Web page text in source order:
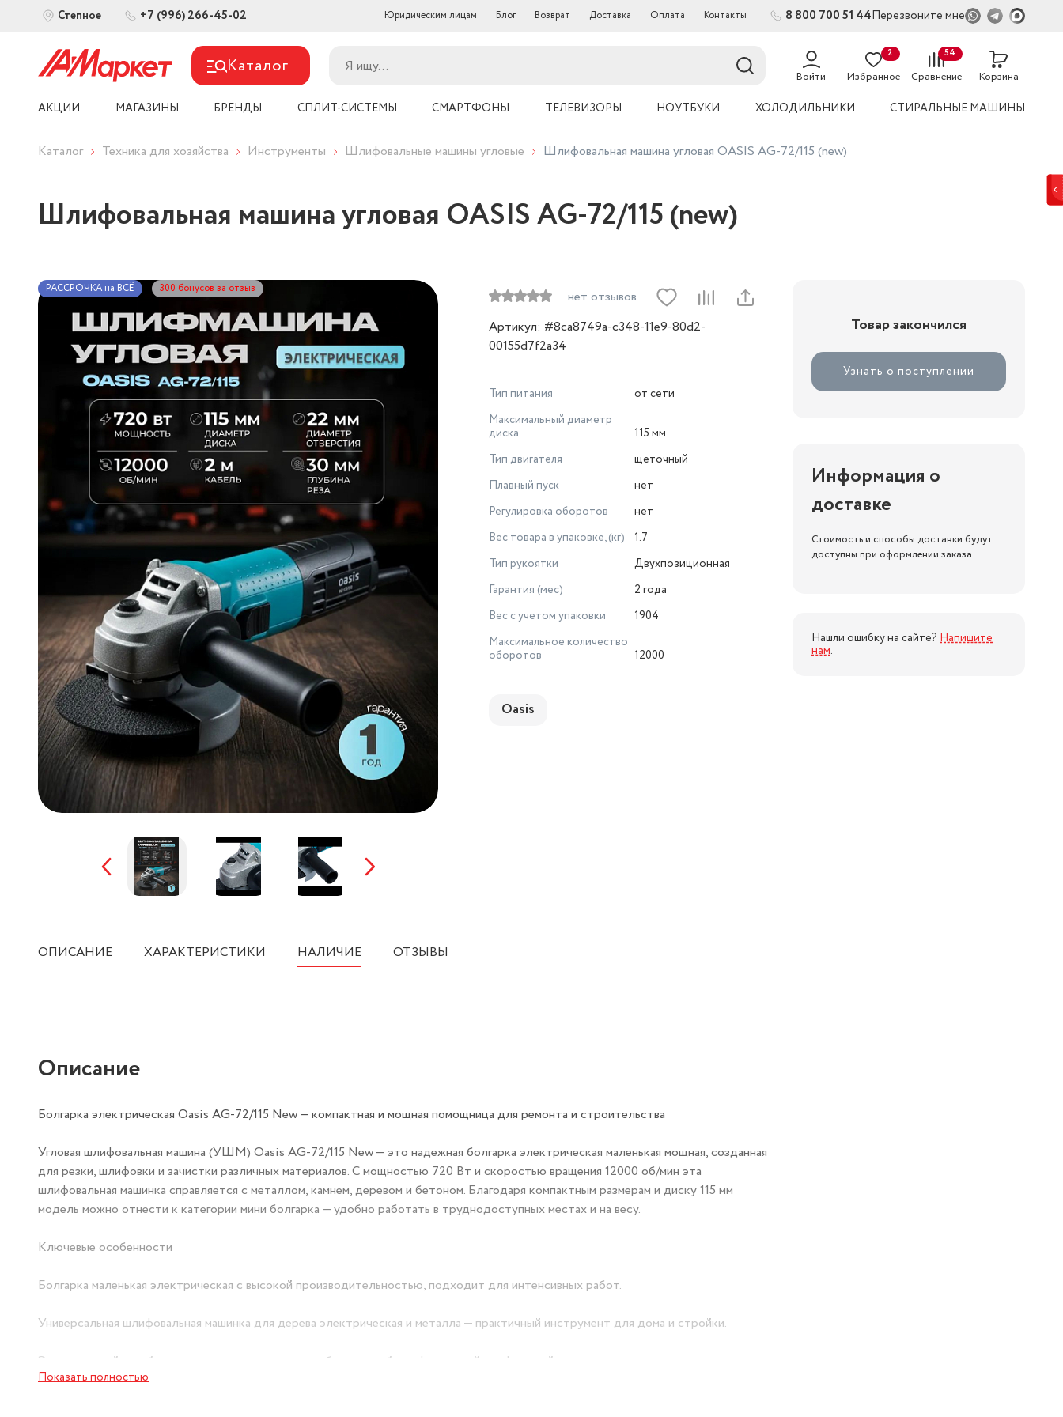
Степное +7 (996) 266-45-02 Юридическим лицам Блог Возврат Доставка Оплата Контакты 8 800 700 51 44Перезвоните мне
Каталог Войти Избранное
2
Сравнение
54
Корзина
АКЦИИ МАГАЗИНЫ БРЕНДЫ СПЛИТ-СИСТЕМЫ СМАРТФОНЫ ТЕЛЕВИЗОРЫ НОУТБУКИ ХОЛОДИЛЬНИКИ СТИРАЛЬНЫЕ МАШИНЫ
Каталог Техника для хозяйства Инструменты Шлифовальные машины угловые Шлифовальная машина угловая OASIS AG-72/115 (new)
Шлифовальная машина угловая OASIS AG-72/115 (new)
РАССРОЧКА на ВСЁ 300 бонусов за отзыв
нет отзывов
Артикул: #8ca8749a-c348-11e9-80d2-
00155d7f2a34
Тип питания
от сети
Максимальный диаметр
диска
115 мм
Тип двигателя
щеточный
Плавный пуск
нет
Регулировка оборотов
нет
Вес товара в упаковке, (кг)
1.7
Тип рукоятки
Двухпозиционная
Гарантия (мес)
2 года
Вес с учетом упаковки
1904
Максимальное количество
оборотов
12000
Oasis
Товар закончился
Узнать о поступлении
Информация о
доставке
Стоимость и способы доставки будут
доступны при оформлении заказа.
Нашли ошибку на сайте? Напишите
нам.
ОПИСАНИЕ ХАРАКТЕРИСТИКИ НАЛИЧИЕ ОТЗЫВЫ
Описание
Болгарка электрическая Oasis AG-72/115 New — компактная и мощная помощница для ремонта и строительства
Угловая шлифовальная машина (УШМ) Oasis AG-72/115 New — это надежная болгарка электрическая маленькая мощная, созданная
для резки, шлифовки и зачистки различных материалов. С мощностью 720 Вт и скоростью вращения 12000 об/мин эта
шлифовальная машинка справляется с металлом, камнем, деревом и бетоном. Благодаря компактным размерам и диску 115 мм
модель можно отнести к категории мини болгарка — удобно работать в труднодоступных местах и на весу.
Ключевые особенности
Болгарка маленькая электрическая с высокой производительностью, подходит для интенсивных работ.
Универсальная шлифовальная машинка для дерева электрическая и металла — практичный инструмент для дома и стройки.
Эргономичный дизайн снижает усталость, делая работу с этой шлифмашинкой комфортной даже при длительном использовании.
Показать полностью